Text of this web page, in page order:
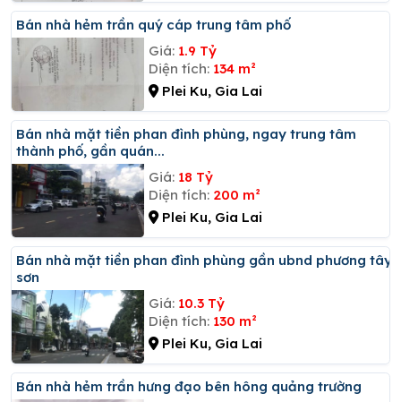
Bán nhà hẻm trần quý cáp trung tâm phố
Giá: 1.9 Tỷ
Diện tích: 134 m²
Plei Ku, Gia Lai
Bán nhà mặt tiền phan đình phùng, ngay trung tâm
thành phố, gần quán...
Giá: 18 Tỷ
Diện tích: 200 m²
Plei Ku, Gia Lai
Bán nhà mặt tiền phan đình phùng gần ubnd phương tây
sơn
Giá: 10.3 Tỷ
Diện tích: 130 m²
Plei Ku, Gia Lai
Bán nhà hẻm trần hưng đạo bên hông quảng trường